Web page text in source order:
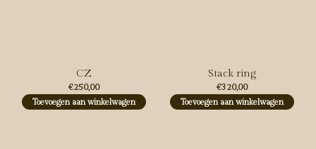
CZ
€250,00
Toevoegen aan winkelwagen
Stack ring
€320,00
Toevoegen aan winkelwagen